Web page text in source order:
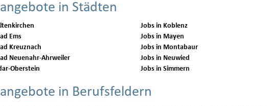
in Städten
Ems
Kreuznach
Neuenahr-Ahrweiler
Oberstein
Jobs in Koblenz
Jobs in Mayen
Jobs in Montabaur
Jobs in Neuwied
Jobs in Simmern
in Berufsfeldern